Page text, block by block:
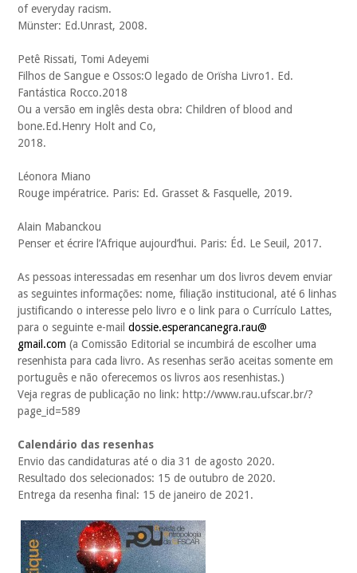
of everyday racism.
Münster: Ed.Unrast, 2008.
Petê Rissati, Tomi Adeyemi
Filhos de Sangue e Ossos:O legado de Orïsha Livro1. Ed.
Fantástica Rocco.2018
Ou a versão em inglês desta obra: Children of blood and
bone.Ed.Henry Holt and Co,
2018.
Léonora Miano
Rouge impératrice. Paris: Ed. Grasset & Fasquelle, 2019.
Alain Mabanckou
Penser et écrire l’Afrique aujourd’hui. Paris: Éd. Le Seuil, 2017.
As pessoas interessadas em resenhar um dos livros devem enviar
as seguintes informações: nome, filiação institucional, até 6 linhas
justificando o interesse pelo livro e o link para o Currículo Lattes,
para o seguinte e-maildossie.esperancanegra.rau@
gmail.com (a Comissão Editorial se incumbirá de escolher uma
resenhista para cada livro. As resenhas serão aceitas somente em
português e não oferecemos os livros aos resenhistas.)
Veja regras de publicação no link: http://www.rau.ufscar.br/?
page_id=589
Calendário das resenhas
Envio das candidaturas até o dia 31 de agosto 2020.
Resultado dos selecionados: 15 de outubro de 2020.
Entrega da resenha final: 15 de janeiro de 2021.